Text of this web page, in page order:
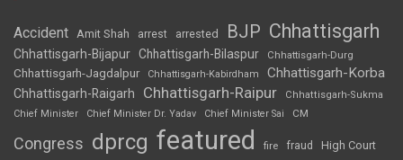
Accident Amit Shah arrest arrested BJP Chhattisgarh
Chhattisgarh-Bijapur Chhattisgarh-Bilaspur Chhattisgarh-Durg
Chhattisgarh-Jagdalpur Chhattisgarh-Kabirdham Chhattisgarh-Korba
Chhattisgarh-Raigarh Chhattisgarh-Raipur
Chhattisgarh-Sukma
Chief Minister
Chief Minister Dr. Yadav Chief Minister Sai CM
Congress dprcg featured fire fraud High Court